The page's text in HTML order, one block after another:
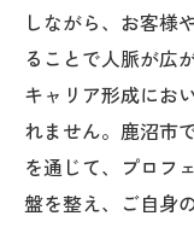
しながら、お客様
ることで人脈が広
キャリア形成にお
れません。鹿沼市
を通じて、プロフ
盤を整え、ご自身